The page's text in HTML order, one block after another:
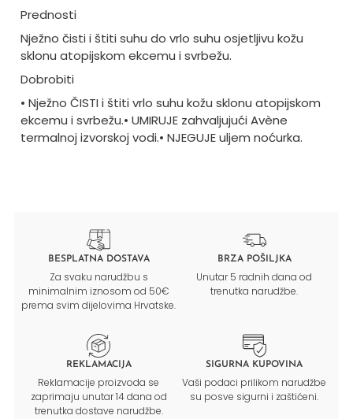
Prednosti
Nježno čisti i štiti suhu do vrlo suhu osjetljivu kožu
sklonu atopijskom ekcemu i svrbežu.
Dobrobiti
• Nježno ČISTI i štiti vrlo suhu kožu sklonu atopijskom
ekcemu i svrbežu.• UMIRUJE zahvaljujući Avène
termalnoj izvorskoj vodi.• NJEGUJE uljem noćurka.
BESPLATNA DOSTAVA
Za svaku narudžbu s
minimalnim iznosom od 50€
prema svim dijelovima Hrvatske.
BRZA POŠILJKA
Unutar 5 radnih dana od
trenutka narudžbe.
REKLAMACIJA
Reklamacije proizvoda se
zaprimaju unutar 14 dana od
trenutka dostave narudžbe.
SIGURNA KUPOVINA
Vaši podaci prilikom narudžbe
su posve sigurni i zaštićeni.